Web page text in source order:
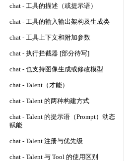
chat - 工具的描述（或提示语）
chat - 工具的输入输出架构及生成类
chat - 工具上下文和附加参数
chat - 执行拦截器 [部分待写]
chat - 也支持图像生成或修改模型
chat - Talent（才能）
chat - Talent 的两种构建方式
chat - Talent 的提示语（Prompt）动态
赋能
chat - Talent 注册与优先级
chat - Talent 与 Tool 的使用区别